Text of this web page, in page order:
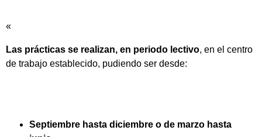
«
Las prácticas se realizan, en periodo lectivo, en el centro
de trabajo establecido, pudiendo ser desde:
Septiembre hasta diciembre o de marzo hasta